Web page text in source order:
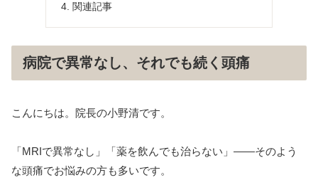
関連記事
病院で異常なし、それでも続く頭痛
こんにちは。院長の小野清です。
「MRIで異常なし」「薬を飲んでも治らない」——そのよう
な頭痛でお悩みの方も多いです。